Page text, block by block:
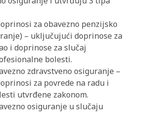
za obavezno penzijsko
– uključujući doprinose za
i doprinose za slučaj
bolesti.
zdravstveno osiguranje –
za povrede na radu i
utvrđene zakonom.
osiguranje u slučaju